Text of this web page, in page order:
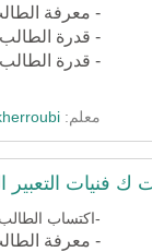
- معرفة
- قدرة الطالب
- قدرة
معلم:
فنيات التعبير
-اكتساب الطالب
- معرفة